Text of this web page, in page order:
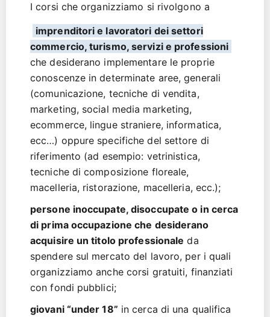
I corsi che organizziamo si rivolgono a
imprenditori e lavoratori dei settori
commercio, turismo, servizi e professioni
che desiderano implementare le proprie
conoscenze in determinate aree, generali
(comunicazione, tecniche di vendita,
marketing, social media marketing,
ecommerce, lingue straniere, informatica,
ecc…) oppure specifiche del settore di
riferimento (ad esempio: vetrinistica,
tecniche di composizione floreale,
macelleria, ristorazione, macelleria, ecc.);
persone inoccupate, disoccupate o in cerca
di prima occupazione che desiderano
acquisire un titolo professionale da
spendere sul mercato del lavoro, per i quali
organizziamo anche corsi gratuiti, finanziati
con fondi pubblici;
giovani “under 18” in cerca di una qualifica